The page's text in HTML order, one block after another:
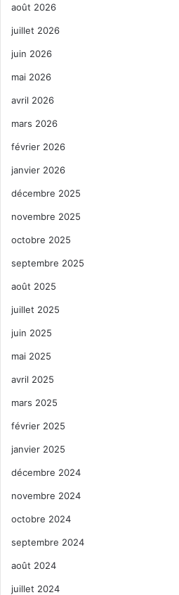
août 2026
juillet 2026
juin 2026
mai 2026
avril 2026
mars 2026
février 2026
janvier 2026
décembre 2025
novembre 2025
octobre 2025
septembre 2025
août 2025
juillet 2025
juin 2025
mai 2025
avril 2025
mars 2025
février 2025
janvier 2025
décembre 2024
novembre 2024
octobre 2024
septembre 2024
août 2024
juillet 2024